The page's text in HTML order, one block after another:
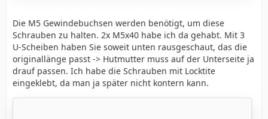
Die M5 Gewindebuchsen werden benötigt, um diese
Schrauben zu halten. 2x M5x40 habe ich da gehabt. Mit 3
U-Scheiben haben Sie soweit unten rausgeschaut, das die
originallänge passt -> Hutmutter muss auf der Unterseite ja
drauf passen. Ich habe die Schrauben mit Locktite
eingeklebt, da man ja später nicht kontern kann.